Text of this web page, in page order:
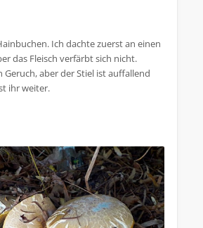
Ich dachte zuerst an einen
das Fleisch verfärbt sich nicht.
Geruch, aber der Stiel ist auffallend
ihr weiter.